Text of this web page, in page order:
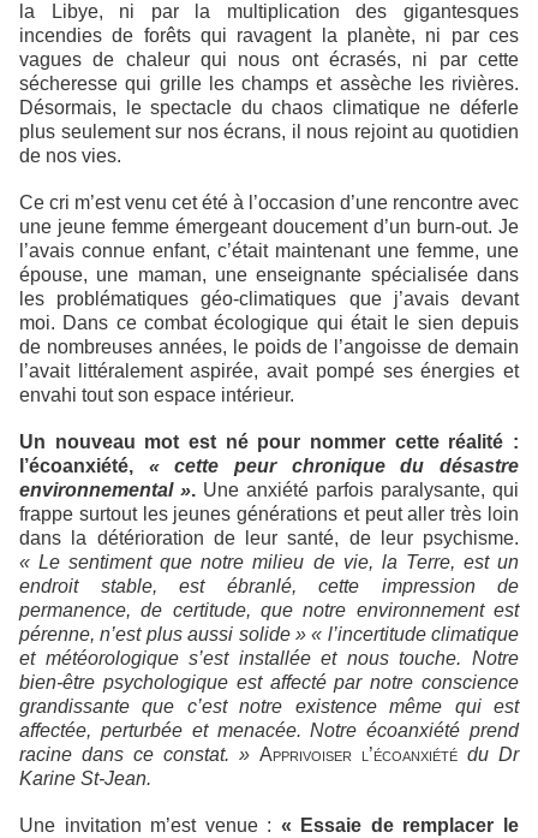
la Libye, ni par la multiplication des gigantesques
incendies de forêts qui ravagent la planète, ni par ces
vagues de chaleur qui nous ont écrasés, ni par cette
sécheresse qui grille les champs et assèche les rivières.
Désormais, le spectacle du chaos climatique ne déferle
plus seulement sur nos écrans, il nous rejoint au quotidien
de nos vies.
Ce cri m’est venu cet été à l’occasion d’une rencontre avec
une jeune femme émergeant doucement d’un burn-out. Je
l’avais connue enfant, c’était maintenant une femme, une
épouse, une maman, une enseignante spécialisée dans
les problématiques géo-climatiques que j’avais devant
moi. Dans ce combat écologique qui était le sien depuis
de nombreuses années, le poids de l’angoisse de demain
l’avait littéralement aspirée, avait pompé ses énergies et
envahi tout son espace intérieur.
Un nouveau mot est né pour nommer cette réalité :
l’écoanxiété, « cette peur chronique du désastre
environnemental ». Une anxiété parfois paralysante, qui
frappe surtout les jeunes générations et peut aller très loin
dans la détérioration de leur santé, de leur psychisme.
« Le sentiment que notre milieu de vie, la Terre, est un
endroit stable, est ébranlé, cette impression de
permanence, de certitude, que notre environnement est
pérenne, n’est plus aussi solide » « l’incertitude climatique
et météorologique s’est installée et nous touche. Notre
bien-être psychologique est affecté par notre conscience
grandissante que c’est notre existence même qui est
affectée, perturbée et menacée. Notre écoanxiété prend
racine dans ce constat. » Apprivoiser l’écoanxiété du Dr
Karine St-Jean.
Une invitation m’est venue : « Essaie de remplacer le